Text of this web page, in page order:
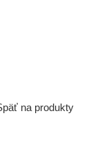
na produkty